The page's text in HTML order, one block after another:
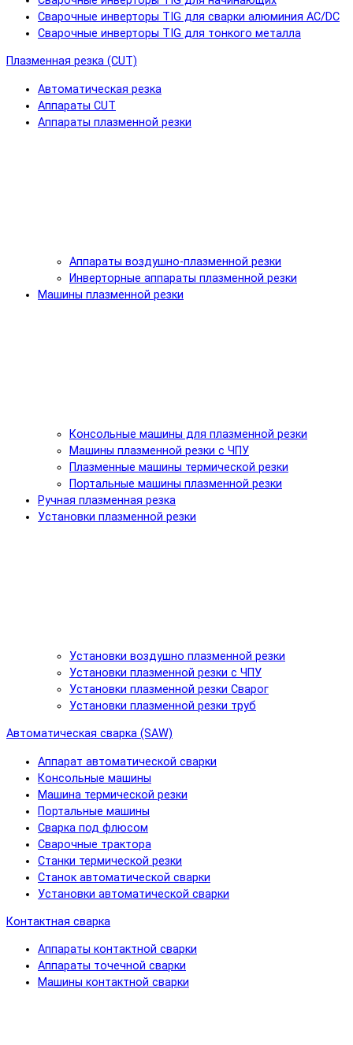
Сварочные инверторы TIG для сварки алюминия AC/DC
Сварочные инверторы TIG для тонкого металла
Плазменная резка (CUT)
Автоматическая резка
Аппараты CUT
Аппараты плазменной резки
Аппараты воздушно-плазменной резки
Инверторные аппараты плазменной резки
Машины плазменной резки
Консольные машины для плазменной резки
Машины плазменной резки с ЧПУ
Плазменные машины термической резки
Портальные машины плазменной резки
Ручная плазменная резка
Установки плазменной резки
Установки воздушно плазменной резки
Установки плазменной резки с ЧПУ
Установки плазменной резки Сварог
Установки плазменной резки труб
Автоматическая сварка (SAW)
Аппарат автоматической сварки
Консольные машины
Машина термической резки
Портальные машины
Сварка под флюсом
Сварочные трактора
Станки термической резки
Станок автоматической сварки
Установки автоматической сварки
Контактная сварка
Аппараты контактной сварки
Аппараты точечной сварки
Машины контактной сварки